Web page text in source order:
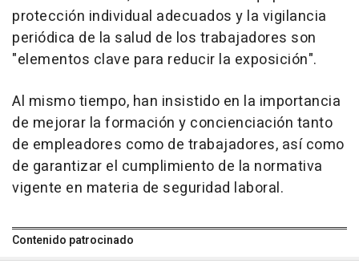
protección individual adecuados y la vigilancia
periódica de la salud de los trabajadores son
"elementos clave para reducir la exposición".
Al mismo tiempo, han insistido en la importancia
de mejorar la formación y concienciación tanto
de empleadores como de trabajadores, así como
de garantizar el cumplimiento de la normativa
vigente en materia de seguridad laboral.
Contenido patrocinado